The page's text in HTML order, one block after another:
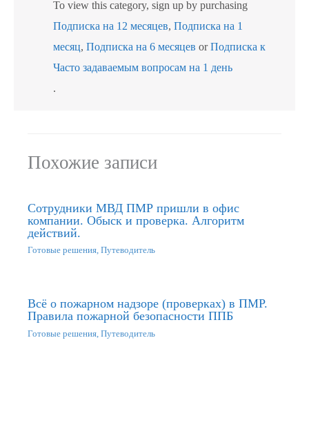
To view this category, sign up by purchasing
Подписка на 12 месяцев,Подписка на 1
месяц,Подписка на 6 месяцев orПодписка к
Часто задаваемым вопросам на 1 день
.
Похожие записи
Сотрудники МВД ПМР пришли в офис
компании. Обыск и проверка. Алгоритм
действий.
Готовые решения, Путеводитель
Всё о пожарном надзоре (проверках) в ПМР.
Правила пожарной безопасности ППБ
Готовые решения Путеводитель